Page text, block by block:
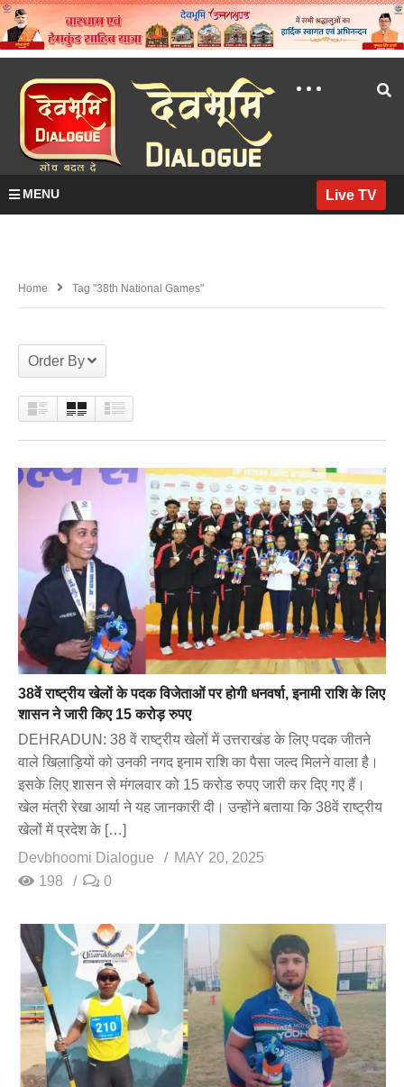
MENU Live TV
Home Tag "38th National Games"
Order By
38वें राष्ट्रीय खेलों के पदक विजेताओं पर होगी धनवर्षा, इनामी राशि के लिए
शासन ने जारी किए 15 करोड़ रुपए
DEHRADUN: 38 वें राष्ट्रीय खेलों में उत्तराखंड के लिए पदक जीतने
वाले खिलाड़ियों को उनकी नगद इनाम राशि का पैसा जल्द मिलने वाला है।
इसके लिए शासन से मंगलवार को 15 करोड रुपए जारी कर दिए गए हैं।
खेल मंत्री रेखा आर्या ने यह जानकारी दी। उन्होंने बताया कि 38वें राष्ट्रीय
खेलों में प्रदेश के […]
Devbhoomi Dialogue
MAY 20, 2025
198
0